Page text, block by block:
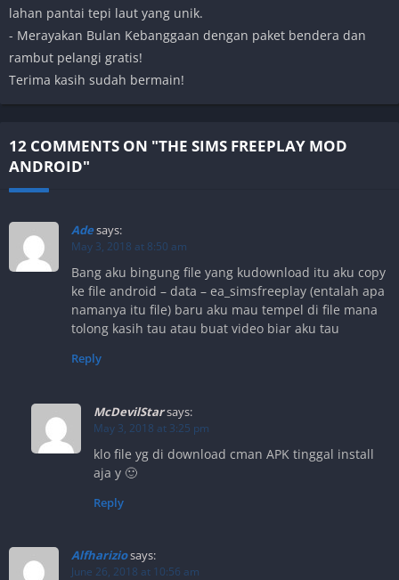
lahan pantai tepi laut yang unik.
- Merayakan Bulan Kebanggaan dengan paket bendera dan
rambut pelangi gratis!
Terima kasih sudah bermain!
12 COMMENTS ON "THE SIMS FREEPLAY MOD
ANDROID"
Adesays:
May 3, 2018 at 8:50 am
Bang aku bingung file yang kudownload itu aku copy
ke file android – data – ea_simsfreeplay (entalah apa
namanya itu file) baru aku mau tempel di file mana
tolong kasih tau atau buat video biar aku tau
Reply
McDevilStarsays:
May 3, 2018 at 3:25 pm
klo file yg di download cman APK tinggal install
aja y 🙂
Reply
Alfhariziosays:
June 26, 2018 at 10:56 am